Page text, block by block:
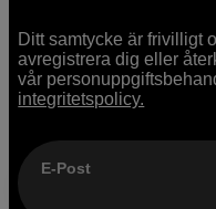
Ditt samtycke är frivilligt
avregistrera dig eller
vår
integritetspolicy.
E-Post